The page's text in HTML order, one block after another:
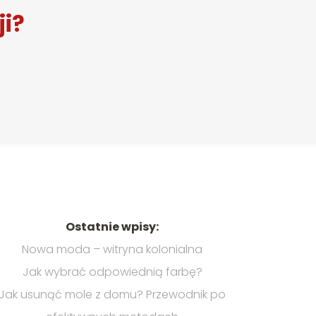
Ostatnie wpisy:
Nowa moda – witryna kolonialna
Jak wybrać odpowiednią farbę?
Jak usunąć mole z domu? Przewodnik po